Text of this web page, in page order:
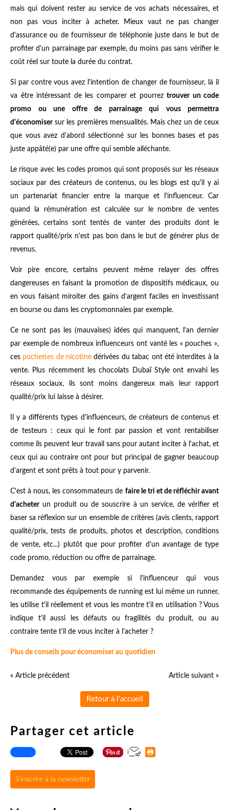
mais qui doivent rester au service de vos achats nécessaires, et
non pas vous inciter à acheter. Mieux vaut ne pas changer
d'assurance ou de fournisseur de téléphonie juste dans le but de
profiter d'un parrainage par exemple, du moins pas sans vérifier le
coût réel sur toute la durée du contrat.
Si par contre vous avez l'intention de changer de fournisseur, là il
va être intéressant de les comparer et pourrez trouver un code
promo ou une offre de parrainage qui vous permettra
d'économisersur les premières mensualités. Mais chez un de ceux
que vous avez d'abord sélectionné sur les bonnes bases et pas
juste appâté(e) par une offre qui semble alléchante.
Le risque avec les codes promos qui sont proposés sur les réseaux
sociaux par des créateurs de contenus, ou les blogs est qu'il y ai
un partenariat financier entre la marque et l'influenceur. Car
quand la rémunération est calculée sur le nombre de ventes
générées, certains sont tentés de vanter des produits dont le
rapport qualité/prix n'est pas bon dans le but de générer plus de
revenus.
Voir pire encore, certains peuvent même relayer des offres
dangereuses en faisant la promotion de dispositifs médicaux, ou
en vous faisant miroiter des gains d'argent faciles en investissant
en bourse ou dans les cryptomonnaies par exemple.
Ce ne sont pas les (mauvaises) idées qui manquent, l'an dernier
par exemple de nombreux influenceurs ont vanté les « pouches »,
ces pochettes de nicotine dérivées du tabac ont été interdites à la
vente. Plus récemment les chocolats Dubaï Style ont envahi les
réseaux sociaux, ils sont moins dangereux mais leur rapport
qualité/prix lui laisse à désirer.
Il y a différents types d'influenceurs, de créateurs de contenus et
de testeurs : ceux qui le font par passion et vont rentabiliser
comme ils peuvent leur travail sans pour autant inciter à l'achat, et
ceux qui au contraire ont pour but principal de gagner beaucoup
d'argent et sont prêts à tout pour y parvenir.
C'est à nous, les consommateurs de faire le tri et de réfléchir avant
d'acheterun produit ou de souscrire à un service, de vérifier et
baser sa réflexion sur un ensemble de critères (avis clients, rapport
qualité/prix, tests de produits, photos et description, conditions
de vente, etc...) plutôt que pour profiter d'un avantage de type
code promo, réduction ou offre de parrainage.
Demandez vous par exemple si l'influenceur qui vous
recommande des équipements de running est lui même un runner,
les utilise t'il réellement et vous les montre t'il en utilisation ? Vous
indique t'il aussi les défauts ou fragilités du produit, ou au
contraire tente t'il de vous inciter à l'acheter ?
Plus de conseils pour économiser au quotidien
« Article précédent Article suivant »
Retour à l'accueil
Partager cet article
S'inscrire à la newsletter